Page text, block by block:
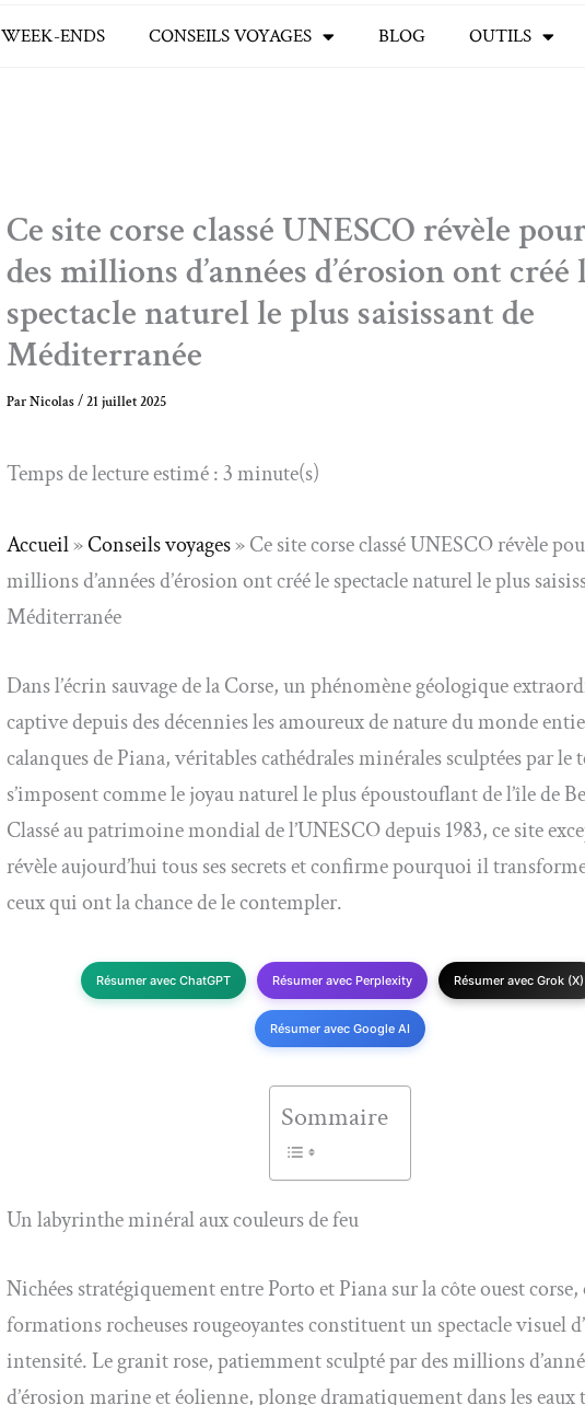
WEEK-ENDS CONSEILS VOYAGES BLOG OUTILS
Ce site corse classé UNESCO révèle
des millions d’années d’érosion ont créé
spectacle naturel le plus saisissant de
Méditerranée
ParNicolas/21 juillet 2025
Temps de lecture estimé : 3 minute(s)
Accueil»Conseils voyages»Ce site corse classé UNESCO révèle
millions d’années d’érosion ont créé le spectacle naturel le plus
Méditerranée
Dans l’écrin sauvage de la Corse, un phénomène géologique
captive depuis des décennies les amoureux de nature du monde
calanques de Piana, véritables cathédrales minérales sculptées par le
s’imposent comme le joyau naturel le plus époustouflant de l’île de
Classé au patrimoine mondial de l’UNESCO depuis 1983, ce site
révèle aujourd’hui tous ses secrets et confirme pourquoi il
ceux qui ont la chance de le contempler.
Résumer avec ChatGPT Résumer avec Perplexity Résumer avec Grok (X)
Résumer avec Google AI
Sommaire
Un labyrinthe minéral aux couleurs de feu
Nichées stratégiquement entre Porto et Piana sur la côte ouest corse,
formations rocheuses rougeoyantes constituent un spectacle visuel
intensité. Le granit rose, patiemment sculpté par des millions
d’érosion marine et éolienne, plonge dramatiquement dans les eaux